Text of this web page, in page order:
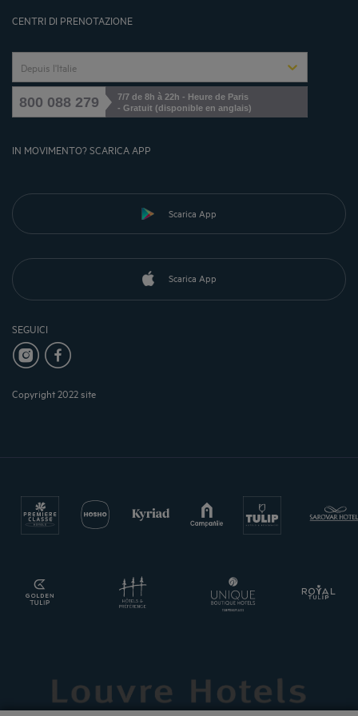
CENTRI DI PRENOTAZIONE
Depuis l'Italie
800 088 279
7/7 de 8h à 22h - Heure de Paris
- Gratuit (disponible en anglais)
IN MOVIMENTO? SCARICA APP
Scarica App
Scarica App
SEGUICI
Copyright 2022 site